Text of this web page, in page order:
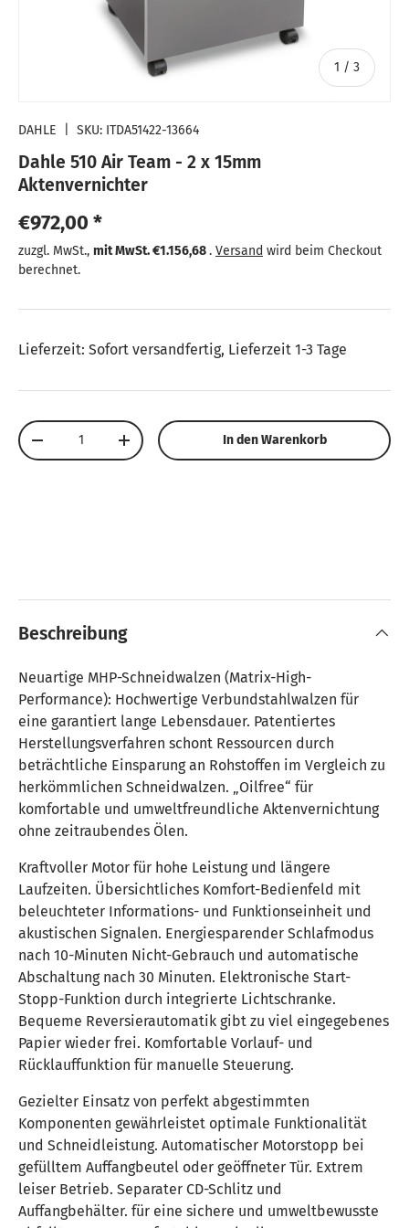
1 / von
3
DAHLE SKU: ITDA51422-13664
Dahle 510 Air Team - 2 x 15mm
Aktenvernichter
Normaler Preis
€972,00 *
zuzgl. MwSt., Normaler Preis
mit MwSt.€1.156,68. Versand wird beim Checkout
berechnet.
Lieferzeit: Sofort versandfertig, Lieferzeit 1-3 Tage
Anzahl
Menge verringernMenge erhöhen In den Warenkorb
Beschreibung
Neuartige MHP-Schneidwalzen (Matrix-High-
Performance): Hochwertige Verbundstahlwalzen für
eine garantiert lange Lebensdauer. Patentiertes
Herstellungsverfahren schont Ressourcen durch
beträchtliche Einsparung an Rohstoffen im Vergleich zu
herkömmlichen Schneidwalzen. „Oilfree“ für
komfortable und umweltfreundliche Aktenvernichtung
ohne zeitraubendes Ölen.
Kraftvoller Motor für hohe Leistung und längere
Laufzeiten. Übersichtliches Komfort-Bedienfeld mit
beleuchteter Informations- und Funktionseinheit und
akustischen Signalen. Energiesparender Schlafmodus
nach 10-Minuten Nicht-Gebrauch und automatische
Abschaltung nach 30 Minuten. Elektronische Start-
Stopp-Funktion durch integrierte Lichtschranke.
Bequeme Reversierautomatik gibt zu viel eingegebenes
Papier wieder frei. Komfortable Vorlauf- und
Rücklauffunktion für manuelle Steuerung.
Gezielter Einsatz von perfekt abgestimmten
Komponenten gewährleistet optimale Funktionalität
und Schneidleistung. Automatischer Motorstopp bei
gefülltem Auffangbeutel oder geöffneter Tür. Extrem
leiser Betrieb. Separater CD-Schlitz und
Auffangbehälter. für eine sichere und umweltbewusste